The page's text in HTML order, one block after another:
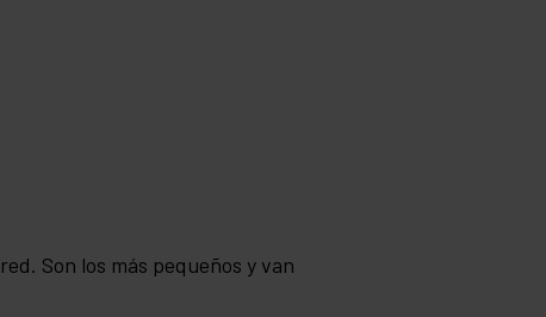
Son los más pequeños y van